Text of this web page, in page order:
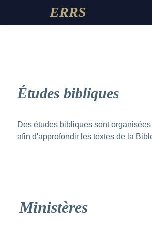
ERRS
Études bibliques
Des études bibliques sont
afin d'approfondir les textes de la
Ministères